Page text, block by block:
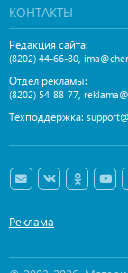
КОНТАКТЫ
Редакция сайта:
(8202) 44-66-80,
Отдел рекламы:
(8202) 54-88-77,
Техподдержка:
Реклама